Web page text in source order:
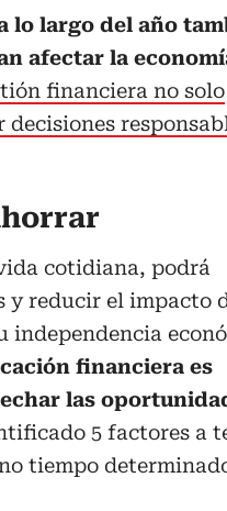
lo largo del año
afectar la
financiera no solo
cotidiana, podrá
y reducir el impacto
independencia
financiera es
las
5 factores a
tiempo